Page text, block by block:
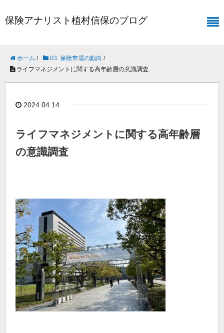
保険アナリスト植村信保のブログ
ホーム / 03. 保険市場の動向 /
ライフマネジメントに関する高年齢層の意識調査
2024.04.14
ライフマネジメントに関する高年齢層
の意識調査